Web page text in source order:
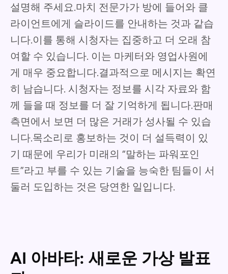
설명해 주세요.마치 전문가가 방에 들어와 클
라이언트에게 슬라이드를 안내하는 것과 같습
니다.이를 통해 시청자는 집중하고 더 오래 참
여할 수 있습니다. 이는 마케터와 영업사원에
게 매우 중요합니다.결과적으로 메시지는 확연
히 남습니다. 시청자는 정보를 시각 자료와 함
께 들을 때 정보를 더 잘 기억하게 됩니다.판매
측면에서 보면 더 많은 거래가 성사될 수 있습
니다.목소리로 홍보하는 것이 더 설득력이 있
기 때문에 우리가 미래의 “말하는 파워포인
트”라고 부를 수 있는 기술을 능숙한 팀들이 서
둘러 도입하는 것은 당연한 일입니다.
AI 아바타: 새로운 가상 발표